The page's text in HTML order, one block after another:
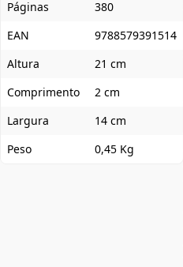
Páginas
380
EAN
9788579391514
Altura
21 cm
Comprimento
2 cm
Largura
14 cm
Peso
0,45 Kg